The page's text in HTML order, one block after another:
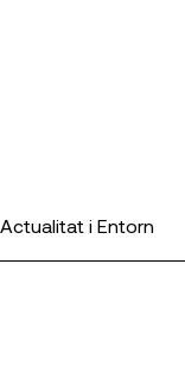
Actualitat i Entorn